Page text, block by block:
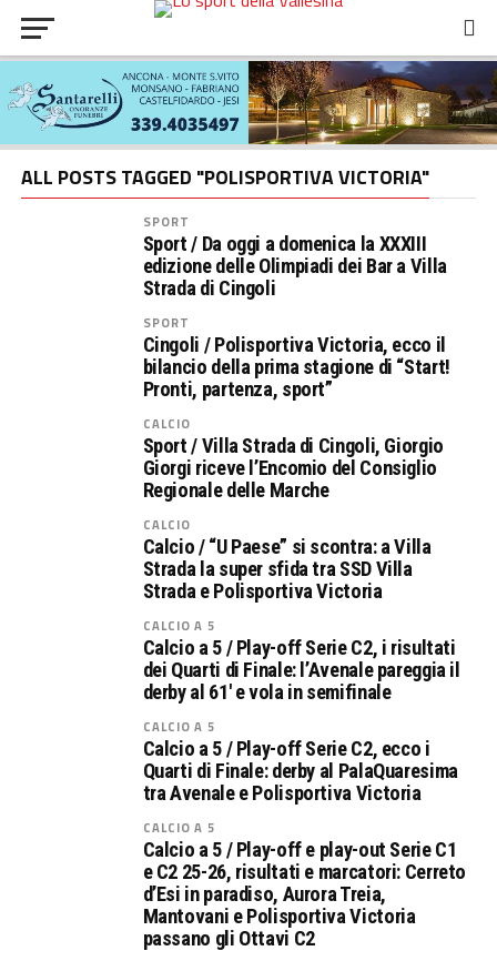
ALL POSTS TAGGED "POLISPORTIVA VICTORIA"
SPORT
Sport / Da oggi a domenica la XXXIII
edizione delle Olimpiadi dei Bar a Villa
Strada di Cingoli
SPORT
Cingoli / Polisportiva Victoria, ecco il
bilancio della prima stagione di “Start!
Pronti, partenza, sport”
CALCIO
Sport / Villa Strada di Cingoli, Giorgio
Giorgi riceve l’Encomio del Consiglio
Regionale delle Marche
CALCIO
Calcio / “U Paese” si scontra: a Villa
Strada la super sfida tra SSD Villa
Strada e Polisportiva Victoria
CALCIO A 5
Calcio a 5 / Play-off Serie C2, i risultati
dei Quarti di Finale: l’Avenale pareggia il
derby al 61′ e vola in semifinale
CALCIO A 5
Calcio a 5 / Play-off Serie C2, ecco i
Quarti di Finale: derby al PalaQuaresima
tra Avenale e Polisportiva Victoria
CALCIO A 5
Calcio a 5 / Play-off e play-out Serie C1
e C2 25-26, risultati e marcatori: Cerreto
d’Esi in paradiso, Aurora Treia,
Mantovani e Polisportiva Victoria
passano gli Ottavi C2